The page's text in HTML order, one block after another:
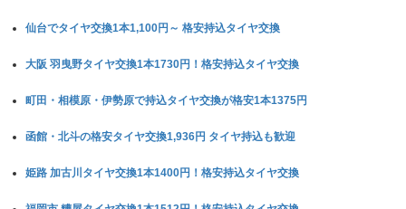
仙台でタイヤ交換1本1,100円～ 格安持込タイヤ交換
大阪 羽曳野タイヤ交換1本1730円！格安持込タイヤ交換
町田・相模原・伊勢原で持込タイヤ交換が格安1本1375円
函館・北斗の格安タイヤ交換1,936円 タイヤ持込も歓迎
姫路 加古川タイヤ交換1本1400円！格安持込タイヤ交換